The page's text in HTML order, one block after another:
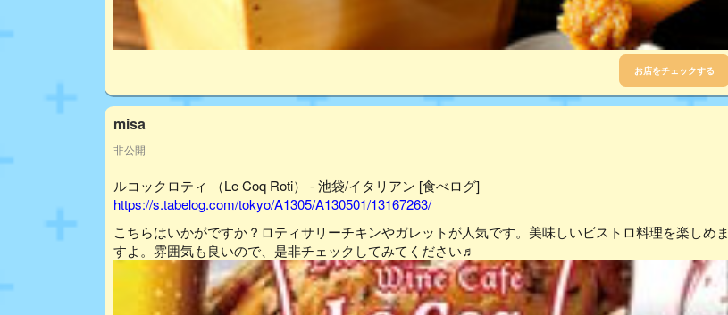
お店をチェックする
misa
非公開
ルコックロティ （Le Coq Roti） - 池袋/イタリアン [食べログ]
https://s.tabelog.com/tokyo/A1305/A130501/13167263/
こちらはいかがですか？ロティサリーチキンやガレットが人気です。美味しいビストロ料理を楽しめま
すよ。雰囲気も良いので、是非チェックしてみてください♬